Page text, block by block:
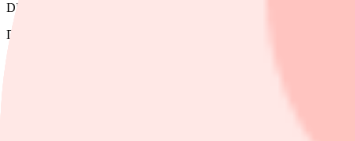
DNB sänker riktkursen för SEB till 168 kronor (170), upprepar köp
DNB sänker riktkursen för Handelsbanken till 140 kronor (143),